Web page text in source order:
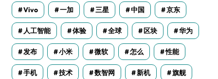
Vivo 一加 三星 中国 京东
人工智能 体验 全球 区块 华为
发布 小米 微软 怎么 性能
手机 技术 数智网 新机 旗舰